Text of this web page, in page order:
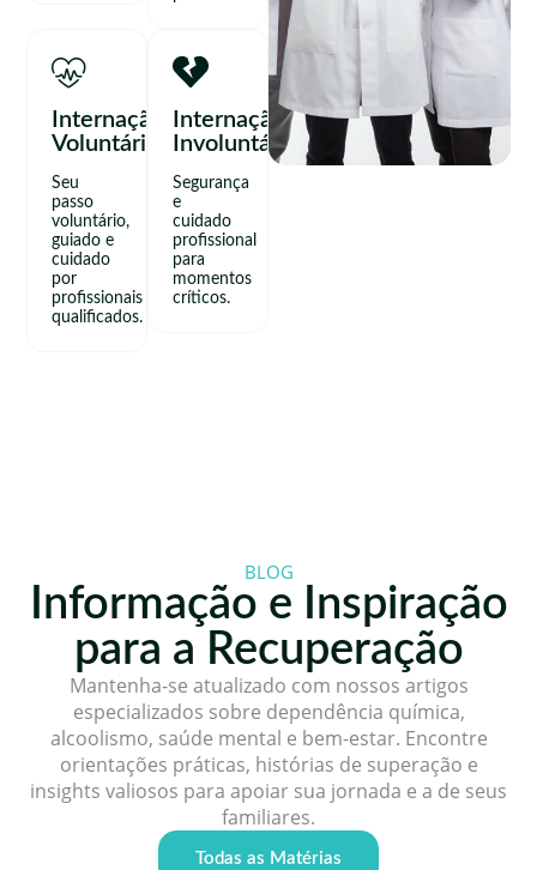
Internação
Voluntária
Seu
passo
voluntário,
guiado e
cuidado
por
profissionais
qualificados.
Internação
Involuntária
Segurança
e
cuidado
profissional
para
momentos
críticos.
BLOG
Informação e Inspiração
para a Recuperação
Mantenha-se atualizado com nossos artigos
especializados sobre dependência química,
alcoolismo, saúde mental e bem-estar. Encontre
orientações práticas, histórias de superação e
insights valiosos para apoiar sua jornada e a de seus
familiares.
Todas as Matérias